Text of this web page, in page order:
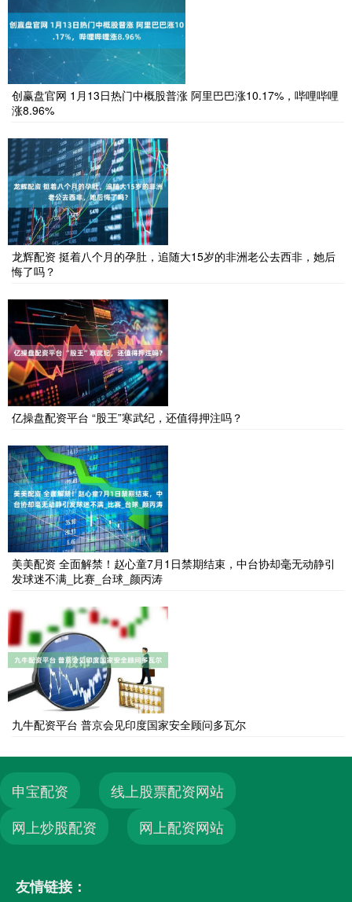
创赢盘官网 1月13日热门中概股普涨 阿里巴巴涨10.17%，哔哩哔哩
涨8.96%
龙辉配资 挺着八个月的孕肚，追随大15岁的非洲老公去西非，她后
悔了吗？
亿操盘配资平台 “股王”寒武纪，还值得押注吗？
美美配资 全面解禁！赵心童7月1日禁期结束，中台协却毫无动静引
发球迷不满_比赛_台球_颜丙涛
九牛配资平台 普京会见印度国家安全顾问多瓦尔
申宝配资
线上股票配资网站
网上炒股配资
网上配资网站
友情链接：